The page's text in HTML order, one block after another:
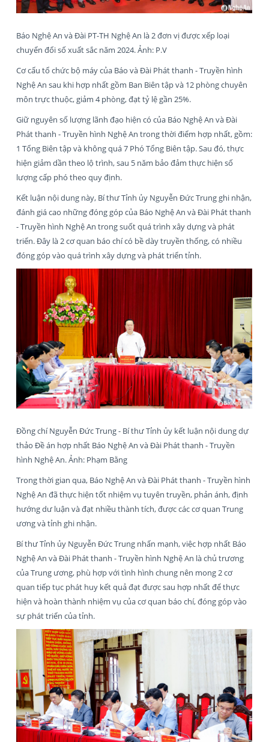
Báo Nghệ An và Đài PT-TH Nghệ An là 2 đơn vị được xếp loại
chuyển đổi số xuất sắc năm 2024. Ảnh: P.V
Cơ cấu tổ chức bộ máy của Báo và Đài Phát thanh - Truyền hình
Nghệ An sau khi hợp nhất gồm Ban Biên tập và 12 phòng chuyên
môn trực thuộc, giảm 4 phòng, đạt tỷ lệ gần 25%.
Giữ nguyên số lượng lãnh đạo hiện có của Báo Nghệ An và Đài
Phát thanh - Truyền hình Nghệ An trong thời điểm hợp nhất, gồm:
1 Tổng Biên tập và không quá 7 Phó Tổng Biên tập. Sau đó, thực
hiện giảm dần theo lộ trình, sau 5 năm bảo đảm thực hiện số
lượng cấp phó theo quy định.
Kết luận nội dung này, Bí thư Tỉnh ủy Nguyễn Đức Trung ghi nhận,
đánh giá cao những đóng góp của Báo Nghệ An và Đài Phát thanh
- Truyền hình Nghệ An trong suốt quá trình xây dựng và phát
triển. Đây là 2 cơ quan báo chí có bề dày truyền thống, có nhiều
đóng góp vào quá trình xây dựng và phát triển tỉnh.
Đồng chí Nguyễn Đức Trung - Bí thư Tỉnh ủy kết luận nội dung dự
thảo Đề án hợp nhất Báo Nghệ An và Đài Phát thanh - Truyền
hình Nghệ An. Ảnh: Phạm Bằng
Trong thời gian qua, Báo Nghệ An và Đài Phát thanh - Truyền hình
Nghệ An đã thực hiện tốt nhiệm vụ tuyên truyền, phản ánh, định
hướng dư luận và đạt nhiều thành tích, được các cơ quan Trung
ương và tỉnh ghi nhận.
Bí thư Tỉnh ủy Nguyễn Đức Trung nhấn mạnh, việc hợp nhất Báo
Nghệ An và Đài Phát thanh - Truyền hình Nghệ An là chủ trương
của Trung ương, phù hợp với tình hình chung nên mong 2 cơ
quan tiếp tục phát huy kết quả đạt được sau hợp nhất để thực
hiện và hoàn thành nhiệm vụ của cơ quan báo chí, đóng góp vào
sự phát triển của tỉnh.